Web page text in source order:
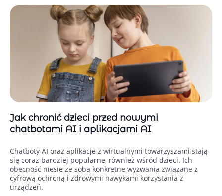
Jak chronić dzieci przed nowymi
chatbotami AI i aplikacjami AI
Chatboty AI oraz aplikacje z wirtualnymi towarzyszami stają
się coraz bardziej popularne, również wśród dzieci. Ich
obecność niesie ze sobą konkretne wyzwania związane z
cyfrową ochroną i zdrowymi nawykami korzystania z
urządzeń.